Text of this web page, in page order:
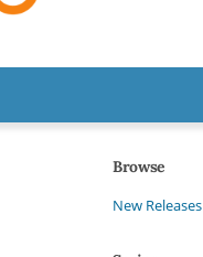
Browse
New Releases